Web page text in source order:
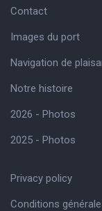
Contact
Images du port
Navigation de
Notre histoire
2026 - Photos
2025 - Photos
Privacy policy
Conditions